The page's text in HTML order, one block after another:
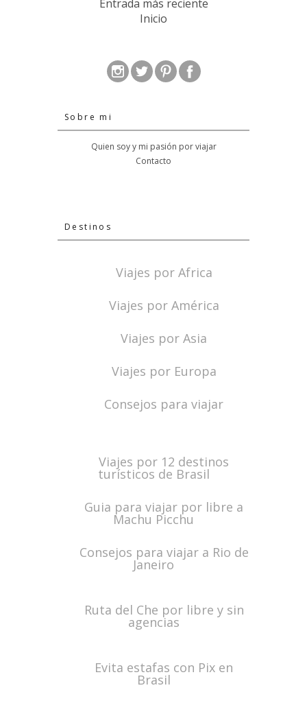
Entrada más reciente
Inicio
Sobre mi
Quien soy y mi pasión por viajar
Contacto
Destinos
Viajes por Africa
Viajes por América
Viajes por Asia
Viajes por Europa
Consejos para viajar
Viajes por 12 destinos
turísticos de Brasil
Guia para viajar por libre a
Machu Picchu
Consejos para viajar a Rio de
Janeiro
Ruta del Che por libre y sin
agencias
Evita estafas con Pix en
Brasil